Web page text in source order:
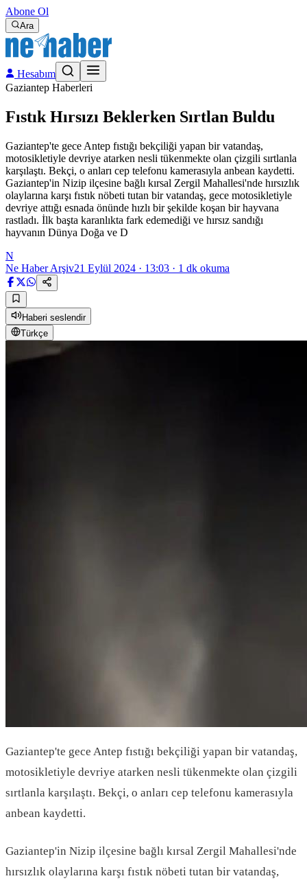
Abone Ol
Ara
Hesabım
Gaziantep Haberleri
Fıstık Hırsızı Beklerken Sırtlan Buldu
Gaziantep'te gece Antep fıstığı bekçiliği yapan bir vatandaş,
motosikletiyle devriye atarken nesli tükenmekte olan çizgili sırtlanla
karşılaştı. Bekçi, o anları cep telefonu kamerasıyla anbean kaydetti.
Gaziantep'in Nizip ilçesine bağlı kırsal Zergil Mahallesi'nde hırsızlık
olaylarına karşı fıstık nöbeti tutan bir vatandaş, gece motosikletiyle
devriye attığı esnada önünde hızlı bir şekilde koşan bir hayvana
rastladı. İlk başta karanlıkta fark edemediği ve hırsız sandığı
hayvanın Dünya Doğa ve D
N
Ne Haber Arşiv21 Eylül 2024 · 13:03 · 1 dk okuma
Haberi seslendir
Türkçe
Gaziantep'te gece Antep fıstığı bekçiliği yapan bir vatandaş,
motosikletiyle devriye atarken nesli tükenmekte olan çizgili
sırtlanla karşılaştı. Bekçi, o anları cep telefonu kamerasıyla
anbean kaydetti.
Gaziantep'in Nizip ilçesine bağlı kırsal Zergil Mahallesi'nde
hırsızlık olaylarına karşı fıstık nöbeti tutan bir vatandaş,